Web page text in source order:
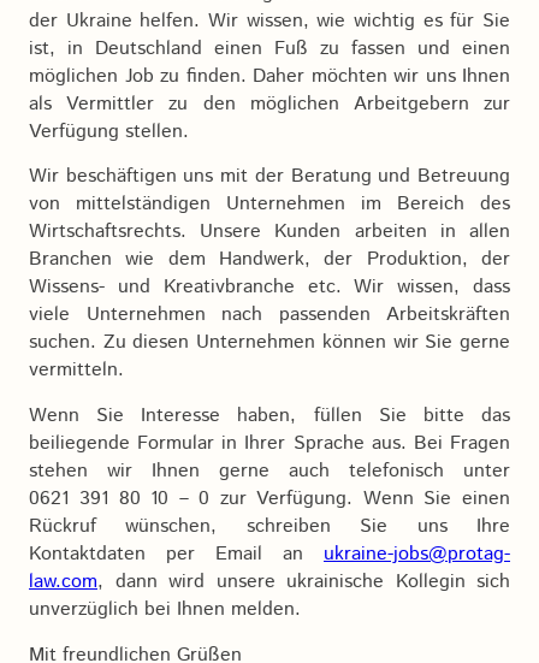
der Ukraine helfen. Wir wissen, wie wichtig es für Sie
ist, in Deutschland einen Fuß zu fassen und einen
möglichen Job zu finden. Daher möchten wir uns Ihnen
als Vermittler zu den möglichen Arbeitgebern zur
Verfügung stellen.
Wir beschäftigen uns mit der Beratung und Betreuung
von mittelständigen Unternehmen im Bereich des
Wirtschaftsrechts. Unsere Kunden arbeiten in allen
Branchen wie dem Handwerk, der Produktion, der
Wissens- und Kreativbranche etc. Wir wissen, dass
viele Unternehmen nach passenden Arbeitskräften
suchen. Zu diesen Unternehmen können wir Sie gerne
vermitteln.
Wenn Sie Interesse haben, füllen Sie bitte das
beiliegende Formular in Ihrer Sprache aus. Bei Fragen
stehen wir Ihnen gerne auch telefonisch unter
0621 391 80 10 – 0 zur Verfügung. Wenn Sie einen
Rückruf wünschen, schreiben Sie uns Ihre
Kontaktdaten per Email an ukraine-jobs@protag-
law.com, dann wird unsere ukrainische Kollegin sich
unverzüglich bei Ihnen melden.
Mit freundlichen Grüßen